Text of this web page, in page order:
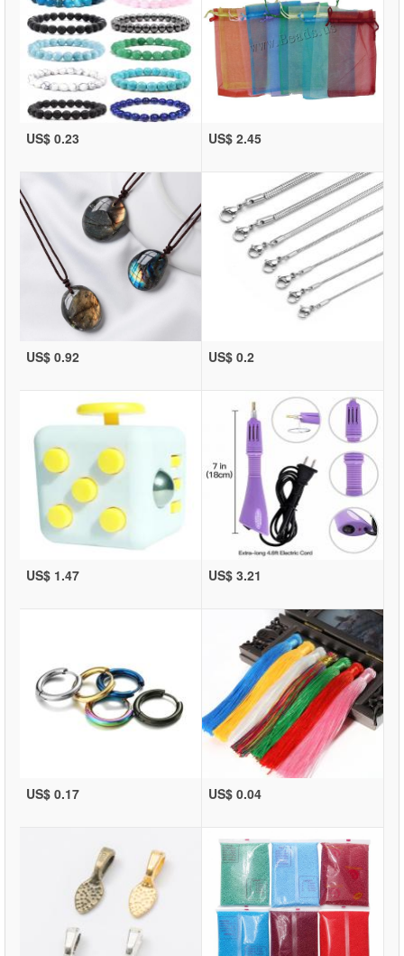
US$ 0.23 US$ 2.45
US$ 0.92 US$ 0.2
US$ 1.47 US$ 3.21
US$ 0.17 US$ 0.04